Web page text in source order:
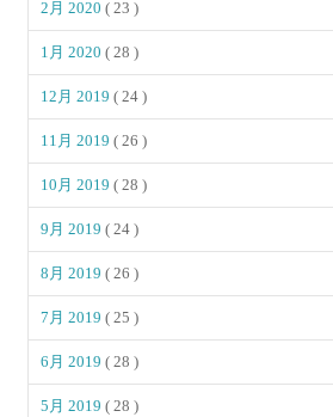
2月 2020( 23 )
1月 2020( 28 )
12月 2019( 24 )
11月 2019( 26 )
10月 2019( 28 )
9月 2019( 24 )
8月 2019( 26 )
7月 2019( 25 )
6月 2019( 28 )
5月 2019( 28 )